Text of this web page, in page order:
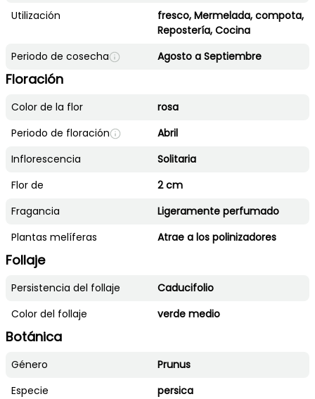
Utilización
fresco, Mermelada, compota,
Repostería, Cocina
Periodo de cosecha
Agosto a Septiembre
Floración
Color de la flor
rosa
Periodo de floración
Abril
Inflorescencia
Solitaria
Flor de
2 cm
Fragancia
Ligeramente perfumado
Plantas melíferas
Atrae a los polinizadores
Follaje
Persistencia del follaje
Caducifolio
Color del follaje
verde medio
Botánica
Género
Prunus
Especie
persica